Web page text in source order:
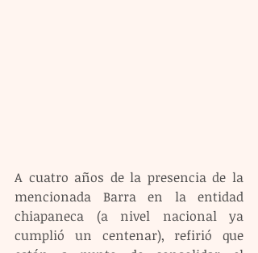
A cuatro años de la presencia de la
mencionada Barra en la entidad
chiapaneca (a nivel nacional ya
cumplió un centenar), refirió que